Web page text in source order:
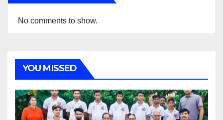
No comments to show.
YOU MISSED